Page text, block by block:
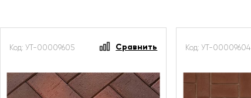
Код: УТ-00009605 Сравнить Код: УТ-00009604